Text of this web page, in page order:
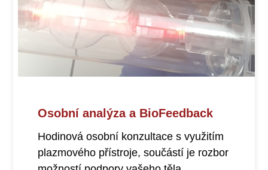
Osobní analýza a BioFeedback
Hodinová osobní konzultace s využitím
plazmového přístroje, součástí je rozbor